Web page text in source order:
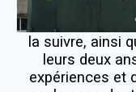
la suivre, ainsi
leurs deux
expériences et